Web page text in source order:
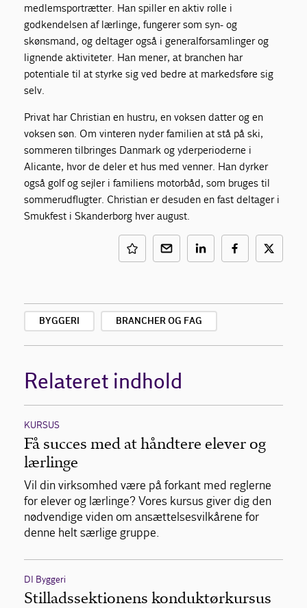
medlemsportrætter. Han spiller en aktiv rolle i
godkendelsen af lærlinge, fungerer som syn- og
skønsmand, og deltager også i generalforsamlinger og
lignende aktiviteter. Han mener, at branchen har
potentiale til at styrke sig ved bedre at markedsføre sig
selv.
Privat har Christian en hustru, en voksen datter og en
voksen søn. Om vinteren nyder familien at stå på ski,
sommeren tilbringes Danmark og yderperioderne i
Alicante, hvor de deler et hus med venner. Han dyrker
også golf og sejler i familiens motorbåd, som bruges til
sommerudflugter. Christian er desuden en fast deltager i
Smukfest i Skanderborg hver august.
BYGGERI BRANCHER OG FAG
Relateret indhold
KURSUS
Få succes med at håndtere elever og
lærlinge
Vil din virksomhed være på forkant med reglerne
for elever og lærlinge? Vores kursus giver dig den
nødvendige viden om ansættelsesvilkårene for
denne helt særlige gruppe.
DI Byggeri
Stilladssektionens konduktørkursus